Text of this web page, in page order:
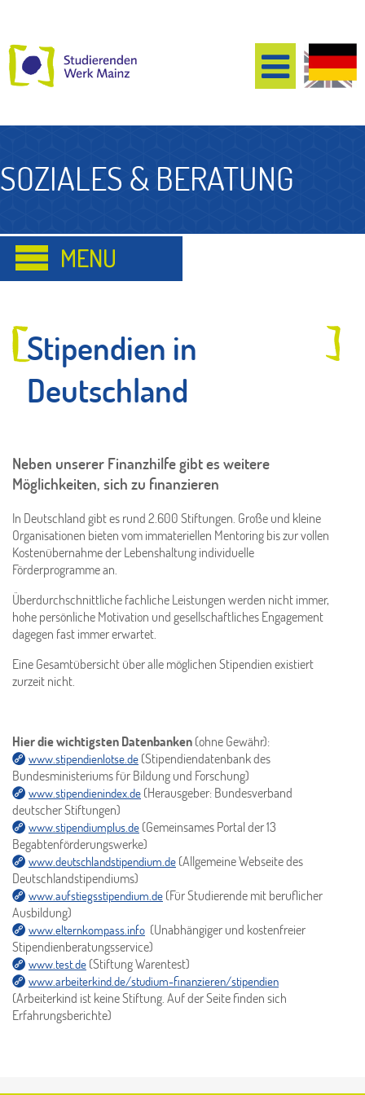
SOZIALES & BERATUNG
Stipendien in
Deutschland
Neben unserer Finanzhilfe gibt es weitere
Möglichkeiten, sich zu finanzieren
In Deutschland gibt es rund 2.600 Stiftungen. Große und kleine
Organisationen bieten vom immateriellen Mentoring bis zur vollen
Kostenübernahme der Lebenshaltung individuelle
Förderprogramme an.
Überdurchschnittliche fachliche Leistungen werden nicht immer,
hohe persönliche Motivation und gesellschaftliches Engagement
dagegen fast immer erwartet.
Eine Gesamtübersicht über alle möglichen Stipendien existiert
zurzeit nicht.
Hier die wichtigsten Datenbanken(ohne Gewähr):
www.stipendienlotse.de (Stipendiendatenbank des
Bundesministeriums für Bildung und Forschung)
www.stipendienindex.de (Herausgeber: Bundesverband
deutscher Stiftungen)
www.stipendiumplus.de (Gemeinsames Portal der 13
Begabtenförderungswerke)
www.deutschlandstipendium.de (Allgemeine Webseite des
Deutschlandstipendiums)
www.aufstiegsstipendium.de (Für Studierende mit beruflicher
Ausbildung)
www.elternkompass.info (Unabhängiger und kostenfreier
Stipendienberatungsservice)
www.test.de (Stiftung Warentest)
www.arbeiterkind.de/studium-finanzieren/stipendien
(Arbeiterkind ist keine Stiftung. Auf der Seite finden sich
Erfahrungsberichte)